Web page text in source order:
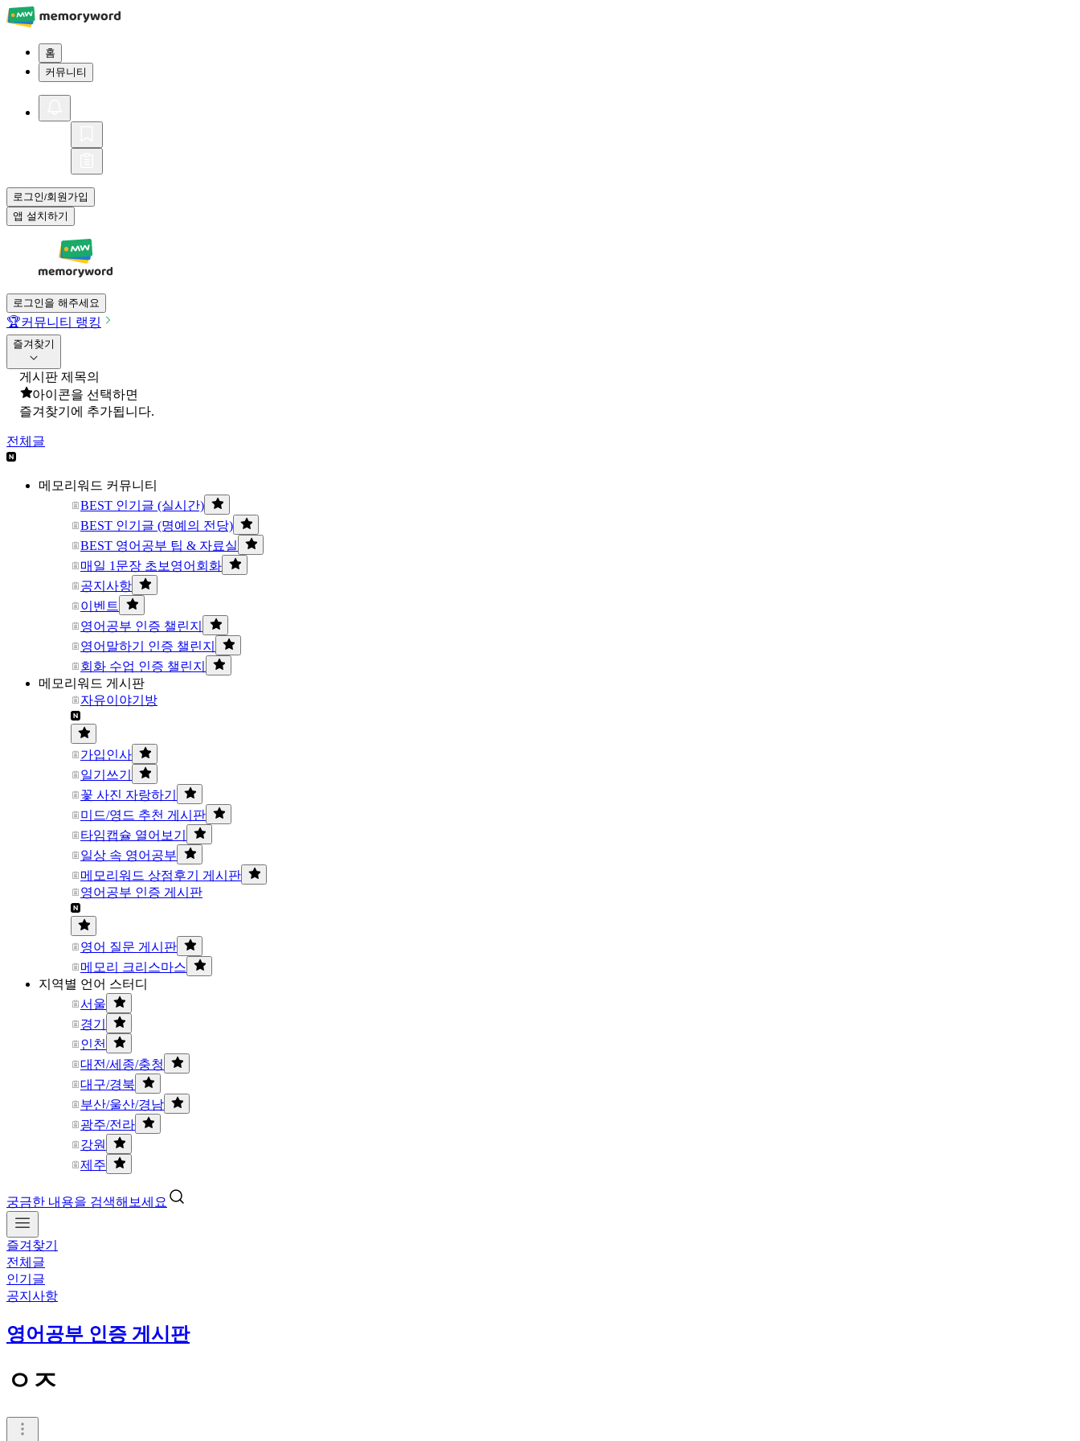
홈
커뮤니티
로그인/회원가입
앱 설치하기
로그인을 해주세요
🏆커뮤니티 랭킹
즐겨찾기
게시판 제목의
아이콘을 선택하면
즐겨찾기에 추가됩니다.
전체글
메모리워드 커뮤니티
BEST 인기글 (실시간)
BEST 인기글 (명예의 전당)
BEST 영어공부 팁 & 자료실
매일 1문장 초보영어회화
공지사항
이벤트
영어공부 인증 챌린지
영어말하기 인증 챌린지
회화 수업 인증 챌린지
메모리워드 게시판
자유이야기방
가입인사
일기쓰기
꽃 사진 자랑하기
미드/영드 추천 게시판
타임캡슐 열어보기
일상 속 영어공부
메모리워드 상점후기 게시판
영어공부 인증 게시판
영어 질문 게시판
메모리 크리스마스
지역별 언어 스터디
서울
경기
인천
대전/세종/충청
대구/경북
부산/울산/경남
광주/전라
강원
제주
궁금한 내용을 검색해보세요
즐겨찾기
전체글
인기글
공지사항
영어공부 인증 게시판
ㅇㅈ